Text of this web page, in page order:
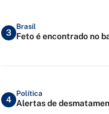
3
Brasil
Feto é encontrado no
4
Política
Alertas de